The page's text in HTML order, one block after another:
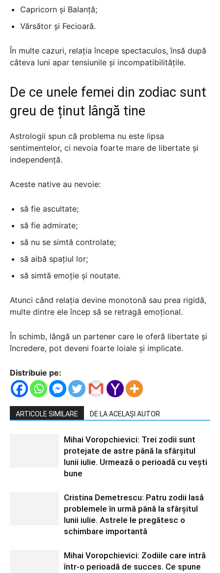
Capricorn și Balanță;
Vărsător și Fecioară.
În multe cazuri, relația începe spectaculos, însă după
câteva luni apar tensiunile și incompatibilitățile.
De ce unele femei din zodiac sunt
greu de ținut lângă tine
Astrologii spun că problema nu este lipsa
sentimentelor, ci nevoia foarte mare de libertate și
independență.
Aceste native au nevoie:
să fie ascultate;
să fie admirate;
să nu se simtă controlate;
să aibă spațiul lor;
să simtă emoție și noutate.
Atunci când relația devine monotonă sau prea rigidă,
multe dintre ele încep să se retragă emoțional.
În schimb, lângă un partener care le oferă libertate și
încredere, pot deveni foarte loiale și implicate.
Distribuie pe:
ARTICOLE SIMILARE DE LA ACELAȘI AUTOR
Mihai Voropchievici: Trei zodii sunt
protejate de astre până la sfârșitul
lunii iulie. Urmează o perioadă cu vești
bune
Cristina Demetrescu: Patru zodii lasă
problemele în urmă până la sfârșitul
lunii iulie. Astrele le pregătesc o
schimbare importantă
Mihai Voropchievici: Zodiile care intră
într-o perioadă de succes. Ce spune